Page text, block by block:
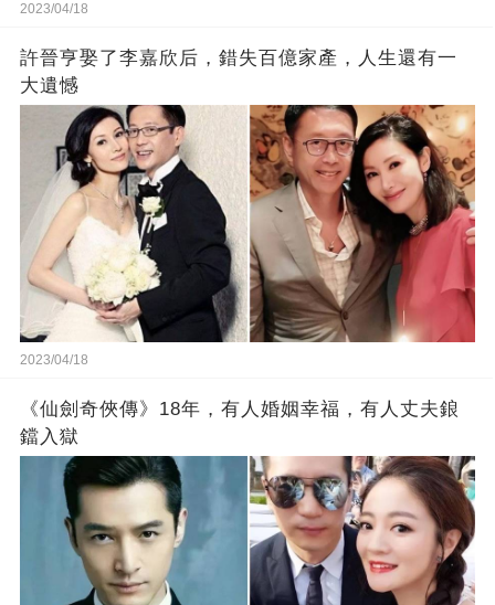
2023/04/18
許晉亨娶了李嘉欣后，錯失百億家產，人生還有一
大遺憾
2023/04/18
《仙劍奇俠傳》18年，有人婚姻幸福，有人丈夫鋃
鐺入獄